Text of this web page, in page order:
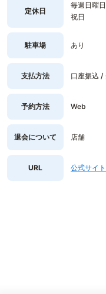
定休日
毎週日曜日
祝日
駐車場 あり
支払方法 口座振込 /
予約方法 Web
退会について 店舗
URL 公式サイト